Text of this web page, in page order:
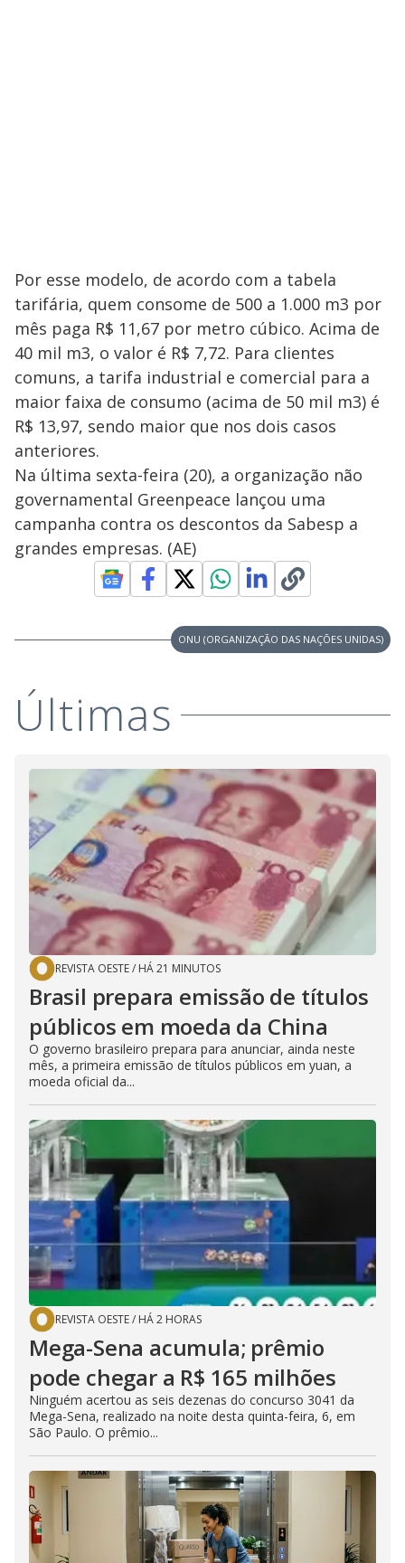
Por esse modelo, de acordo com a tabela
tarifária, quem consome de 500 a 1.000 m3 por
mês paga R$ 11,67 por metro cúbico. Acima de
40 mil m3, o valor é R$ 7,72. Para clientes
comuns, a tarifa industrial e comercial para a
maior faixa de consumo (acima de 50 mil m3) é
R$ 13,97, sendo maior que nos dois casos
anteriores.
Na última sexta-feira (20), a organização não
governamental Greenpeace lançou uma
campanha contra os descontos da Sabesp a
grandes empresas. (AE)
ONU (ORGANIZAÇÃO DAS NAÇÕES UNIDAS)
Últimas
REVISTA OESTE/ HÁ 21 MINUTOS
Brasil prepara emissão de títulos
públicos em moeda da China
O governo brasileiro prepara para anunciar, ainda neste
mês, a primeira emissão de títulos públicos em yuan, a
moeda oficial da...
REVISTA OESTE/ HÁ 2 HORAS
Mega-Sena acumula; prêmio
pode chegar a R$ 165 milhões
Ninguém acertou as seis dezenas do concurso 3041 da
Mega-Sena, realizado na noite desta quinta-feira, 6, em
São Paulo. O prêmio...